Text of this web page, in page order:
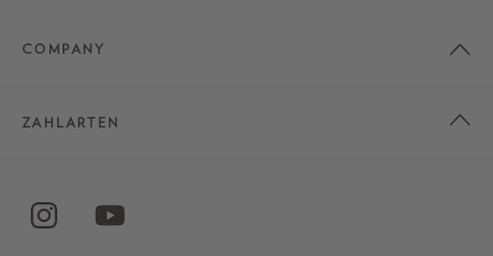
COMPANY
ZAHLARTEN